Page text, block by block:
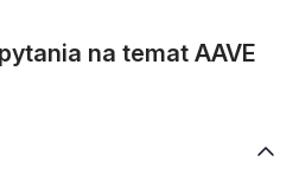
na temat AAVE